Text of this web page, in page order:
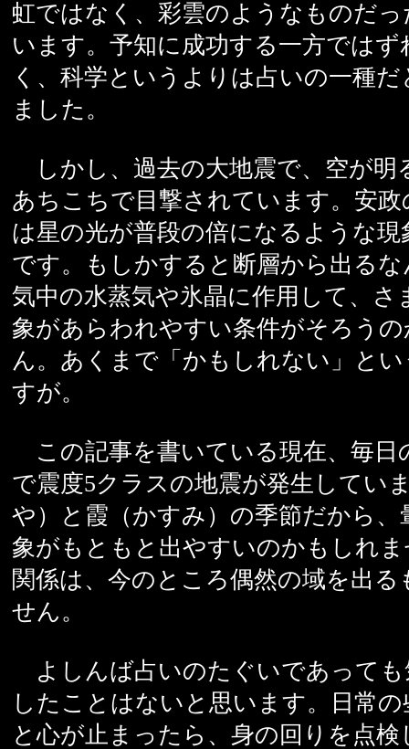
虹ではなく、彩雲のようなものだ
います。予知に成功する一方では
く、科学というよりは占いの一種
ました。
しかし、過去の大地震で、空が明
あちこちで目撃されています。安
は星の光が普段の倍になるような
です。もしかすると断層から出る
気中の水蒸気や氷晶に作用して、さ
象があらわれやすい条件がそろう
ん。あくまで「かもしれない」と
すが。
この記事を書いている現在、毎日
で震度5クラスの地震が発生してい
や）と霞（かすみ）の季節だから、
象がもともと出やすいのかもしれ
関係は、今のところ偶然の域を出
せん。
よしんば占いのたぐいであっても
したことはないと思います。日常
と心が止まったら、身の回りを点